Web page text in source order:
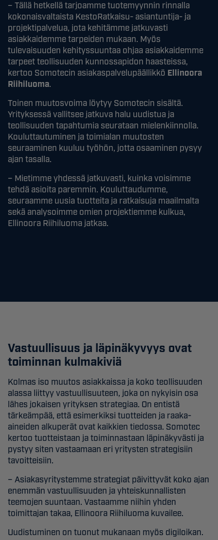
– Tällä hetkellä tarjoamme tuotemyynnin rinnalla
kokonaisvaltaista KestoRatkaisu- asiantuntija- ja
projektipalvelua, jota kehitämme jatkuvasti
asiakkaidemme tarpeiden mukaan. Myös
tulevaisuuden kehityssuuntaa ohjaa asiakkaidemme
tarpeet teollisuuden kunnossapidon haasteissa,
kertoo Somotecin asiakaspalvelupäällikkö Ellinoora
Riihiluoma.
Toinen muutosvoima löytyy Somotecin sisältä.
Yrityksessä vallitsee jatkuva halu uudistua ja
teollisuuden tapahtumia seurataan mielenkiinnolla.
Kouluttautuminen ja toimialan muutosten
seuraaminen kuuluu työhön, jotta osaaminen pysyy
ajan tasalla.
– Mietimme yhdessä jatkuvasti, kuinka voisimme
tehdä asioita paremmin. Kouluttaudumme,
seuraamme uusia tuotteita ja ratkaisuja maailmalta
sekä analysoimme omien projektiemme kulkua,
Ellinoora Riihiluoma jatkaa.
Vastuullisuus ja läpinäkyvyys ovat
toiminnan kulmakiviä
Kolmas iso muutos asiakkaissa ja koko teollisuuden
alassa liittyy vastuullisuuteen, joka on nykyisin osa
lähes jokaisen yrityksen strategiaa. On entistä
tärkeämpää, että esimerkiksi tuotteiden ja raaka-
aineiden alkuperät ovat kaikkien tiedossa. Somotec
kertoo tuotteistaan ja toiminnastaan läpinäkyvästi ja
pystyy siten vastaamaan eri yritysten strategisiin
tavoitteisiin.
– Asiakasyritystemme strategiat päivittyvät koko ajan
enemmän vastuullisuuden ja yhteiskunnallisten
teemojen suuntaan. Vastaamme niihin yhden
toimittajan takaa, Ellinoora Riihiluoma kuvailee.
Uudistuminen on tuonut mukanaan myös digiloikan.